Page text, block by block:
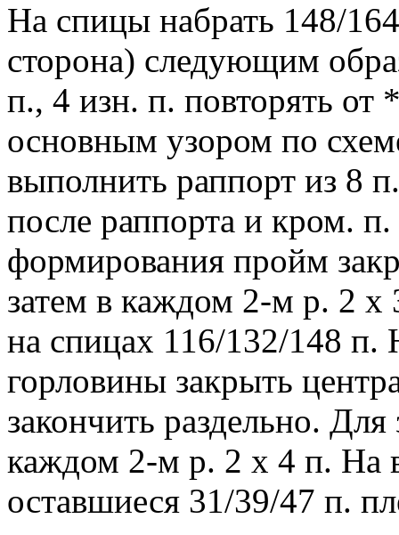
На спицы набрать 148/
сторона) следующим
п., 4 изн. п. повторять
основным узором по
выполнить раппорт из 8
после раппорта и кром.
формирования пройм
затем в каждом 2-м р. 2
на спицах 116/132/148 п.
горловины закрыть
закончить раздельно.
каждом 2-м р. 2 х 4 п. На
оставшиеся 31/39/47 п.